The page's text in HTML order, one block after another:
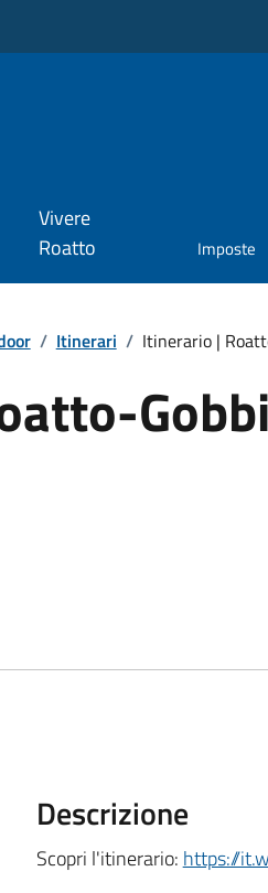
Vivere
Roatto
Imposte
/ Itinerari / Itinerario |
Descrizione
Scopri l'itinerario: https://